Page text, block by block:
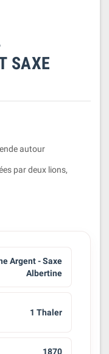
SAXE
autour
par deux lions,
Argent - Saxe
Albertine
1 Thaler
1870